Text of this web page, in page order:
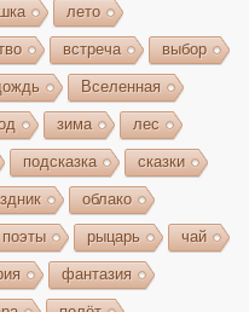
лето
встреча выбор
Вселенная
зима лес
подсказка сказки
облако
поэты рыцарь чай
фантазия